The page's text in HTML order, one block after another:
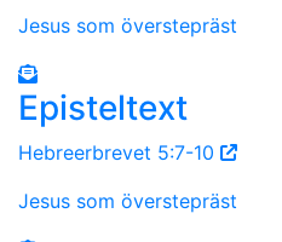
Jesus som överstepräst
Episteltext
Hebreerbrevet 5:7-10
Jesus som överstepräst